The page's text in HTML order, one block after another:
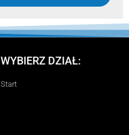
WYBIERZ DZIAŁ:
Start